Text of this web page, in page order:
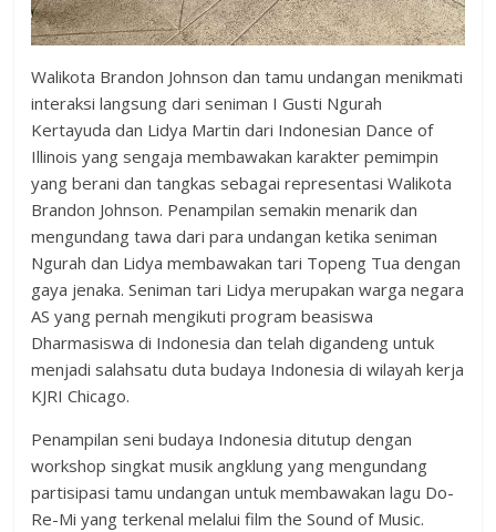
Walikota Brandon Johnson dan tamu undangan menikmati
interaksi langsung dari seniman I Gusti Ngurah
Kertayuda dan Lidya Martin dari Indonesian Dance of
Illinois yang sengaja membawakan karakter pemimpin
yang berani dan tangkas sebagai representasi Walikota
Brandon Johnson. Penampilan semakin menarik dan
mengundang tawa dari para undangan ketika seniman
Ngurah dan Lidya membawakan tari Topeng Tua dengan
gaya jenaka. Seniman tari Lidya merupakan warga negara
AS yang pernah mengikuti program beasiswa
Dharmasiswa di Indonesia dan telah digandeng untuk
menjadi salahsatu duta budaya Indonesia di wilayah kerja
KJRI Chicago.
Penampilan seni budaya Indonesia ditutup dengan
workshop singkat musik angklung yang mengundang
partisipasi tamu undangan untuk membawakan lagu Do-
Re-Mi yang terkenal melalui film the Sound of Music.